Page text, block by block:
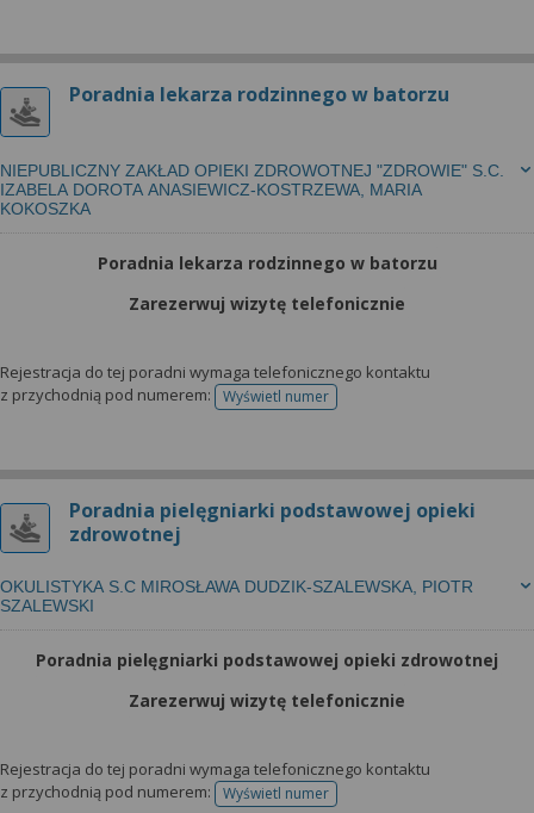
Poradnia lekarza rodzinnego w batorzu
NIEPUBLICZNY ZAKŁAD OPIEKI ZDROWOTNEJ "ZDROWIE" S.C.
IZABELA DOROTA ANASIEWICZ-KOSTRZEWA, MARIA
KOKOSZKA
Poradnia lekarza rodzinnego w batorzu
Zarezerwuj wizytę telefonicznie
Rejestracja do tej poradni wymaga telefonicznego kontaktu
z przychodnią pod numerem:
Wyświetl numertelefonu do rejestracji
Poradnia pielęgniarki podstawowej opieki
zdrowotnej
OKULISTYKA S.C MIROSŁAWA DUDZIK-SZALEWSKA, PIOTR
SZALEWSKI
Poradnia pielęgniarki podstawowej opieki zdrowotnej
Zarezerwuj wizytę telefonicznie
Rejestracja do tej poradni wymaga telefonicznego kontaktu
z przychodnią pod numerem:
Wyświetl numertelefonu do rejestracji